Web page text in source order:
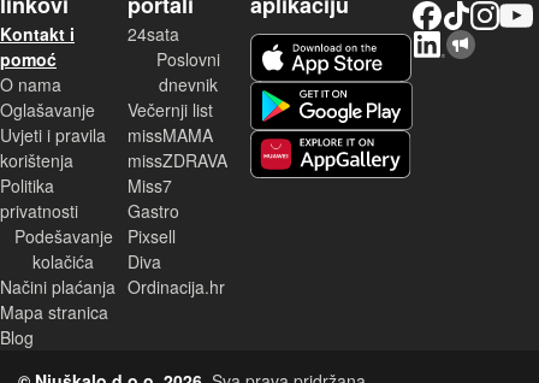
Kontakt i
pomoć
O nama
Oglašavanje
Uvjeti i pravila
korištenja
Politika
privatnosti
Podešavanje
kolačića
Načini plaćanja
Mapa stranica
Blog
24sata
Poslovni
dnevnik
Večernji list
missMAMA
missZDRAVA
Miss7
Gastro
Pixsell
Diva
Ordinacija.hr